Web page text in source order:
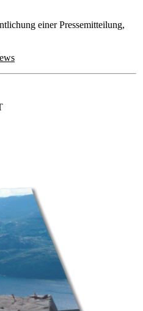
einer Pressemitteilung,